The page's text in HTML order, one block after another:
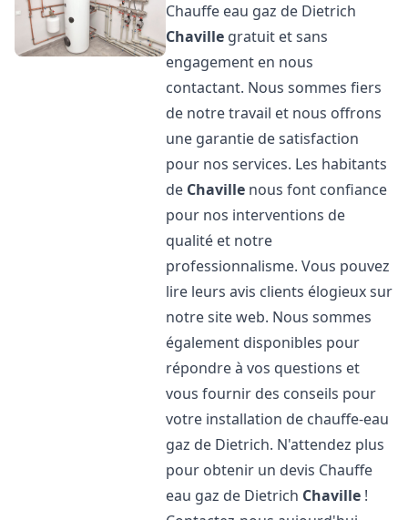
Chauffe eau gaz de Dietrich
Chaville gratuit et sans
engagement en nous
contactant. Nous sommes fiers
de notre travail et nous offrons
une garantie de satisfaction
pour nos services. Les habitants
de Chaville nous font confiance
pour nos interventions de
qualité et notre
professionnalisme. Vous pouvez
lire leurs avis clients élogieux sur
notre site web. Nous sommes
également disponibles pour
répondre à vos questions et
vous fournir des conseils pour
votre installation de chauffe-eau
gaz de Dietrich. N'attendez plus
pour obtenir un devis Chauffe
eau gaz de Dietrich Chaville !